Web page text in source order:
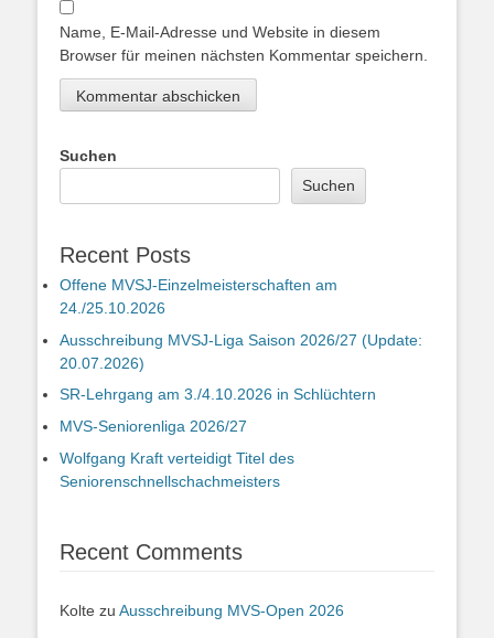
Name, E-Mail-Adresse und Website in diesem
Browser für meinen nächsten Kommentar speichern.
Suchen
Suchen
Recent Posts
Offene MVSJ-Einzelmeisterschaften am
24./25.10.2026
Ausschreibung MVSJ-Liga Saison 2026/27 (Update:
20.07.2026)
SR-Lehrgang am 3./4.10.2026 in Schlüchtern
MVS-Seniorenliga 2026/27
Wolfgang Kraft verteidigt Titel des
Seniorenschnellschachmeisters
Recent Comments
Kolte zu Ausschreibung MVS-Open 2026